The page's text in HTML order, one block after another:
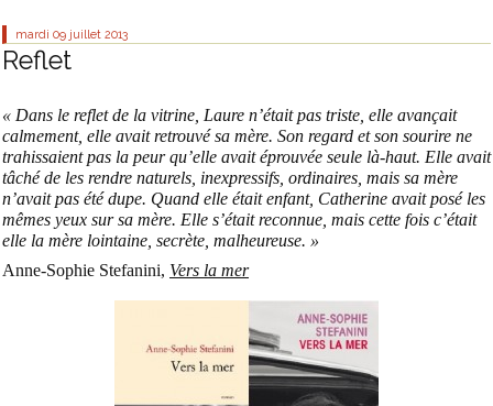
mardi 09 juillet 2013
Reflet
« Dans le reflet de la vitrine, Laure n’était pas triste, elle avançait
calmement, elle avait retrouvé sa mère. Son regard et son sourire ne
trahissaient pas la peur qu’elle avait éprouvée seule là-haut. Elle avait
tâché de les rendre naturels, inexpressifs, ordinaires, mais sa mère
n’avait pas été dupe. Quand elle était enfant, Catherine avait posé les
mêmes yeux sur sa mère. Elle s’était reconnue, mais cette fois c’était
elle la mère lointaine, secrète, malheureuse. »
Anne-Sophie Stefanini, Vers la mer